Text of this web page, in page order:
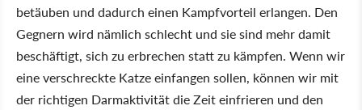
betäuben und dadurch einen Kampfvorteil erlangen. Den
Gegnern wird nämlich schlecht und sie sind mehr damit
beschäftigt, sich zu erbrechen statt zu kämpfen. Wenn wir
eine verschreckte Katze einfangen sollen, können wir mit
der richtigen Darmaktivität die Zeit einfrieren und den